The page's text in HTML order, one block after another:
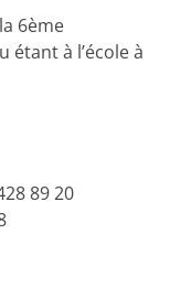
6ème
étant à l’école à
89 20